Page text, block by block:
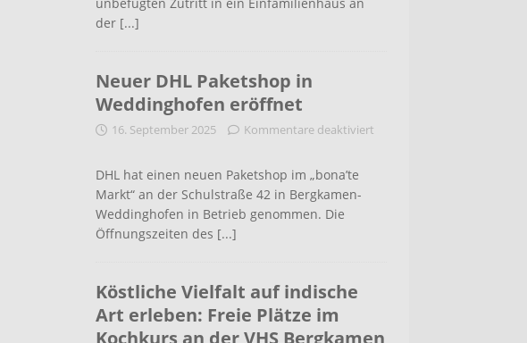
der [...]
Neuer DHL Paketshop in
Weddinghofen eröffnet
16. September 2025 Kommentare deaktiviert
DHL hat einen neuen Paketshop im „bona’te
Markt“ an der Schulstraße 42 in Bergkamen-
Weddinghofen in Betrieb genommen. Die
Öffnungszeiten des [...]
Köstliche Vielfalt auf indische
Art erleben: Freie Plätze im
Kochkurs an der VHS Bergkamen